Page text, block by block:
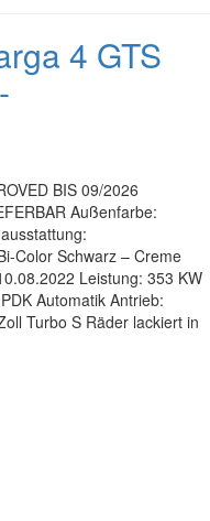
4 GTS
BIS 09/2026
Außenfarbe:
Color Schwarz – Creme
Leistung: 353 KW
Automatik Antrieb:
Turbo S Räder lackiert in